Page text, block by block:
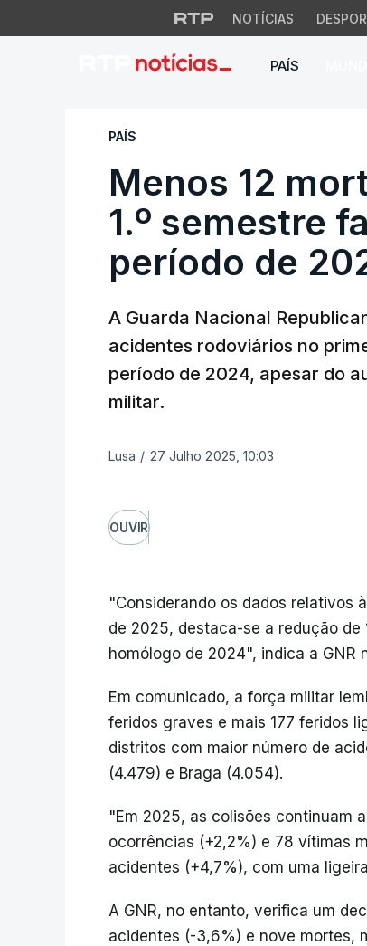
NOTÍCIAS
PAÍS
Menos 12
PAÍS
Menos 12
1.º semestre
período de
A Guarda Nacional
acidentes rodoviários no
período de 2024, apesar do
militar.
Lusa / 27 Julho 2025, 10:03
OUVIR
"Considerando os dados relativos
de 2025, destaca-se a redução
homólogo de 2024", indica a GNR
Em comunicado, a força militar
feridos graves e mais 177 feridos
distritos com maior número de
(4.479) e Braga (4.054).
"Em 2025, as colisões continuam
ocorrências (+2,2%) e 78 vítimas
acidentes (+4,7%), com uma
A GNR, no entanto, verifica um
acidentes (-3,6%) e nove mortes,